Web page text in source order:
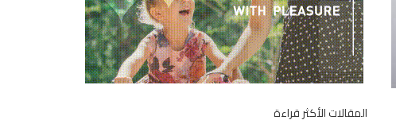
المقالات الأكثر قراءة